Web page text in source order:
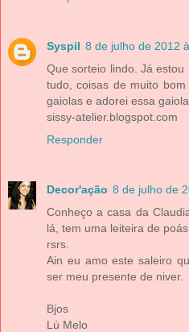
Syspil 8 de julho de 2012
Que sorteio lindo. Já
tudo, coisas de muito
gaiolas e adorei essa
sissy-atelier.blogspot.com
Responder
Decor'ação 8 de julho de
Conheço a casa da
lá, tem uma leiteira de
rsrs.
Ain eu amo este saleiro
ser meu presente de niver.
Bjos
Lú Melo